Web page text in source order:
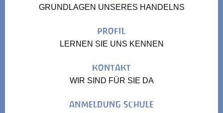
GRUNDLAGEN UNSERES HANDELNS
PROFIL
LERNEN SIE UNS KENNEN
KONTAKT
WIR SIND FÜR SIE DA
ANMELDUNG SCHULE